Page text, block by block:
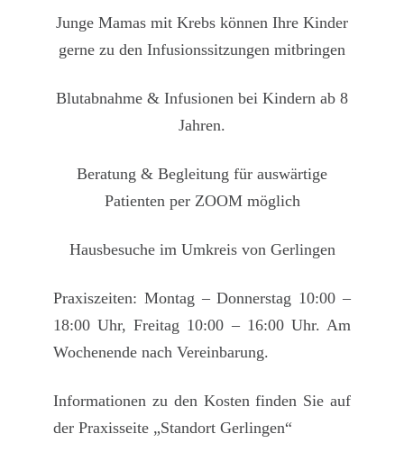
Junge Mamas mit Krebs können Ihre Kinder
gerne zu den Infusionssitzungen mitbringen
Blutabnahme & Infusionen bei Kindern ab 8
Jahren.
Beratung & Begleitung für auswärtige
Patienten per ZOOM möglich
Hausbesucheim Umkreis von Gerlingen
Praxiszeiten: Montag – Donnerstag 10:00 –
18:00 Uhr, Freitag 10:00 – 16:00 Uhr. Am
Wochenende nach Vereinbarung.
Informationen zu den Kostenfinden Sie auf
der Praxisseite „Standort Gerlingen“